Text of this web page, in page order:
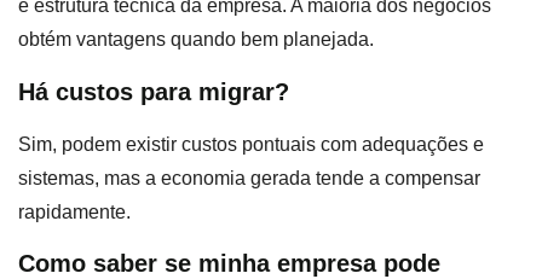
e estrutura técnica da empresa. A maioria dos negócios
obtém vantagens quando bem planejada.
Há custos para migrar?
Sim, podem existir custos pontuais com adequações e
sistemas, mas a economia gerada tende a compensar
rapidamente.
Como saber se minha empresa pode